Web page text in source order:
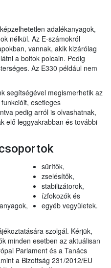
adalékanyagok,
nélkül. Az E-számokról
vannak, akik kizárólag
a boltok polcain. Pedig
Az E330 például nem
segítségével megismerhetik az
esetleges
pedig arról is olvashatnak,
elő leggyakrabban és további
sűrítők,
zselésítők,
stabilizátorok,
ízfokozók és
egyéb vegyületek.
szolgál. Kérjük,
minden esetben az aktuálisan
Parlament és a Tanács
a Bizottság 231/2012/EU